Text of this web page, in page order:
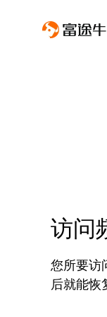
访问
您所要访
后就能恢